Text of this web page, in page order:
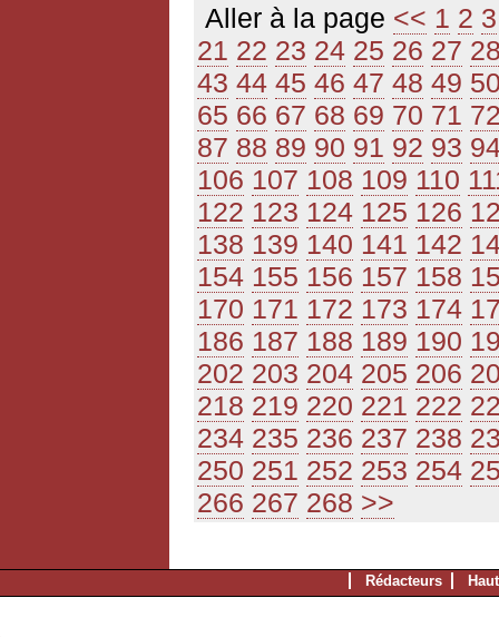
Aller à la page << 1 2 3
21 22 23 24 25 26 27
43 44 45 46 47 48 49
65 66 67 68 69 70 71
87 88 89 90 91 92 93
106 107 108 109 110
122 123 124 125 126
138 139 140 141 142
154 155 156 157 158
170 171 172 173 174
186 187 188 189 190
202 203 204 205 206
218 219 220 221 222
234 235 236 237 238
250 251 252 253 254
266 267 268 >>
Rédacteurs